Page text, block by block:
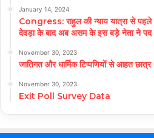
January 14, 2024
Congress: राहुल की न्याय यात्रा से
देवड़ा के बाद अब असम के इस बड़े नेता ने पद
November 30, 2023
जातिगत और धार्मिक टिप्पणियों से आहत
November 30, 2023
Exit Poll Survey Data